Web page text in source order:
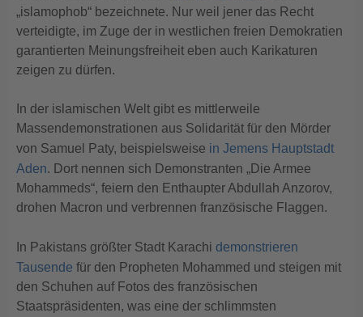
„islamophob“ bezeichnete. Nur weil jener das Recht
verteidigte, im Zuge der in westlichen freien Demokratien
garantierten Meinungsfreiheit eben auch Karikaturen
zeigen zu dürfen.
In der islamischen Welt gibt es mittlerweile
Massendemonstrationen aus Solidarität für den Mörder
von Samuel Paty, beispielsweise in Jemens Hauptstadt
Aden. Dort nennen sich Demonstranten „Die Armee
Mohammeds“, feiern den Enthaupter Abdullah Anzorov,
drohen Macron und verbrennen französische Flaggen.
In Pakistans größter Stadt Karachi demonstrieren
Tausende für den Propheten Mohammed und steigen mit
den Schuhen auf Fotos des französischen
Staatspräsidenten, was eine der schlimmsten